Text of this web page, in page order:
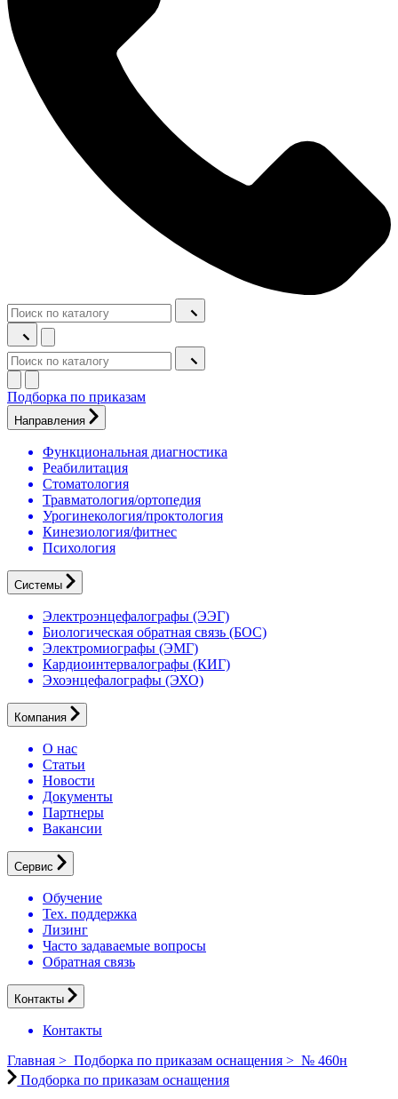
Подборка по приказам
Направления
Функциональная диагностика
Реабилитация
Стоматология
Травматология/ортопедия
Урогинекология/проктология
Кинезиология/фитнес
Психология
Системы
Электроэнцефалографы (ЭЭГ)
Биологическая обратная связь (БОС)
Электромиографы (ЭМГ)
Кардиоинтервалографы (КИГ)
Эхоэнцефалографы (ЭХО)
Компания
О нас
Статьи
Новости
Документы
Партнеры
Вакансии
Сервис
Обучение
Тех. поддержка
Лизинг
Часто задаваемые вопросы
Обратная связь
Контакты
Контакты
Главная > Подборка по приказам оснащения > № 460н
Подборка по приказам оснащения